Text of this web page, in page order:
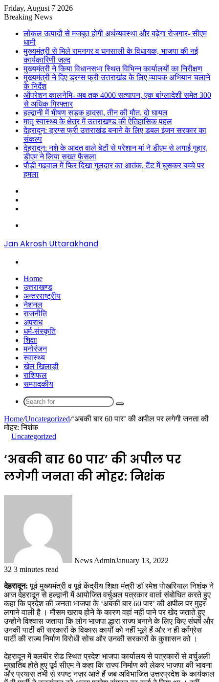
Friday, August 7 2026
Breaking News
लोकल उत्पादों से मजबूत होगी अर्थव्यवस्था और बढ़ेगा रोजगार- सीएम
धामी
मुख्यमंत्री से मिले रामनगर व घनसाली के विधायक, भाजपा की नई
कार्यकारिणी जल्द
मुख्यमंत्री ने किया विधानसभा स्थित विभिन्न कार्यालयों का निरीक्षण
मुख्यमंत्री ने दिए ड्रग्स फ्री उत्तराखंड के लिए व्यापक अभियान चलाने
के निर्देश
ऑपरेशन कालनेमि- अब तक 4000 सत्यापन, एक बांग्लादेशी समेत 300
से अधिक गिरफ्तार
हल्द्वानी में भीषण सड़क हादसा, तीन की मौत, दो घायल
मातृ स्वास्थ्य के क्षेत्र में उत्तराखण्ड की ऐतिहासिक पहल
देहरादून: ड्रग्स फ्री उत्तराखंड बनाने के लिए डबल इंजन सरकार का
संकल्प
देहरादून: नशे के आदत वाले बेटों से परेशान मां ने डीएम से लगाई गुहार,
डीएम ने लिया सख्त फैसला
पौड़ी गढ़वाल में फिर दिखा गुलदार का आतंक, टैंट में घुसकर बच्चे पर
हमला
Jan Akrosh Uttarakhand
Home
उत्तराखण्ड
अन्तरराष्ट्रीय
नेशनल
राजनीति
अपराध
धर्म-संस्कृति
शिक्षा
मनोरंजन
स्वास्थ्य
खेल खिलाड़ी
राशिफल
सम्पादकीय
Search
for
Home/Uncategorized/‘अबकी बार 60 पार’ की अपील पर लगेगी जनता की
मोहर: निशंक
Uncategorized
‘अबकी बार 60 पार’ की अपील पर
लगेगी जनता की मोहर: निशंक
News AdminJanuary 13, 2022
32 3 minutes read
देहरादून:पूर्व मुख्यमंत्री व पूर्व केंद्रीय शिक्षा मंत्री डॉ रमेश पोखरियाल निशंक ने
आज देहरादून से हल्द्वानी में आयोजित वर्चुअल पत्रकार वार्ता संबोधित करते हुए
कहा कि प्रदेश की जनता भाजपा के ‘अबकी बार 60 पार’ की अपील पर मुहर
लगाने वाली है । मौसम खराब होने के कारण वहां नहीं पाने पर खेद जताते हुए
उन्होने विश्वास जताया कि लोग भाजपा द्धारा राज्य बनाने के लिए किए संघर्ष और
उनकी पार्टी की सरकारों के विकास कार्यों को नहीं भूले हैं और न ही कॉंग्रेस
पार्टी की राज्य निर्माण विरोधी सोच और उनकी सरकारों के कुशासन को ।
देहरादून में बलबीर रोड स्थित प्रदेश भाजपा कार्यालय से पत्रकारों से वर्चुअली
मुखातिब होते हुए पूर्व सीएम ने कहा कि राज्य निर्माण को लेकर भाजपा की भावना
और प्रयास तभी से स्पष्ट नज़र आते हैं जब अविभाजित उत्तरप्रदेश के कार्यकाल